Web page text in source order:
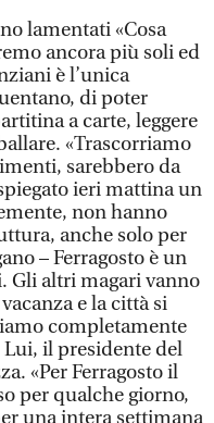
lamentati «Cosa
ancora più soli ed
è l’unica
di poter
a carte, leggere
«Trascorriamo
sarebbero da
ieri mattina un
non hanno
anche solo per
– Ferragosto è un
Gli altri magari vanno
e la città si
completamente
il presidente del
«Per Ferragosto il
per qualche giorno,
una intera settimana